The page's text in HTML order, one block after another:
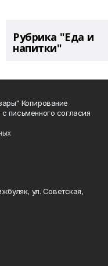
Рубрика "Еда и
напитки"
Копирование
письменного согласия
ул. Советская,